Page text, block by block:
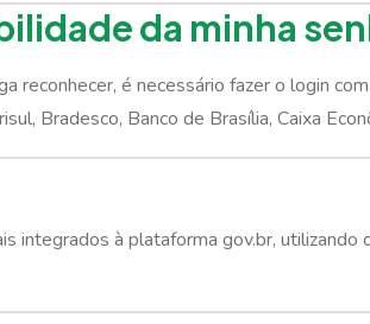
da minha
reconhecer, é necessário fazer o login
Bradesco, Banco de Brasília, Caixa
integrados à plataforma gov.br,